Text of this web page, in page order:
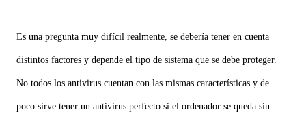
Es una pregunta muy difícil realmente, se debería tener en cuenta
distintos factores y depende el tipo de sistema que se debe proteger.
No todos los antivirus cuentan con las mismas características y de
poco sirve tener un antivirus perfecto si el ordenador se queda sin